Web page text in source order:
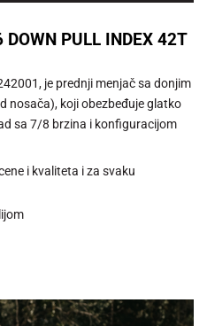
PULL INDEX 42T
je prednji menjač sa donjim
nosača), koji obezbeđuje glatko
sa 7/8 brzina i konfiguracijom
i kvaliteta i za svaku